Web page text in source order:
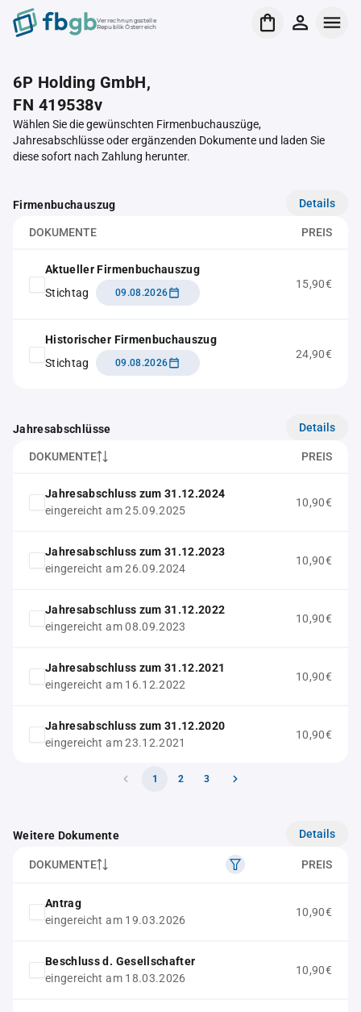
Verrechnungsstelle
Republik Österreich
6P Holding GmbH,
FN 419538v
Wählen Sie die gewünschten Firmenbuchauszüge,
Jahresabschlüsse oder ergänzenden Dokumente und laden Sie
diese sofort nach Zahlung herunter.
Firmenbuchauszug Details
DOKUMENTE PREIS
Aktueller Firmenbuchauszug
Stichtag
09.08.2026
15,90€
Historischer Firmenbuchauszug
Stichtag
09.08.2026
24,90€
Jahresabschlüsse Details
DOKUMENTE PREIS
Jahresabschluss zum 31.12.2024
eingereicht am 25.09.2025
10,90€
Jahresabschluss zum 31.12.2023
eingereicht am 26.09.2024
10,90€
Jahresabschluss zum 31.12.2022
eingereicht am 08.09.2023
10,90€
Jahresabschluss zum 31.12.2021
eingereicht am 16.12.2022
10,90€
Jahresabschluss zum 31.12.2020
eingereicht am 23.12.2021
10,90€
1 2 3
Weitere Dokumente Details
DOKUMENTE PREIS
Antrag
eingereicht am 19.03.2026
10,90€
Beschluss d. Gesellschafter
eingereicht am 18.03.2026
10,90€